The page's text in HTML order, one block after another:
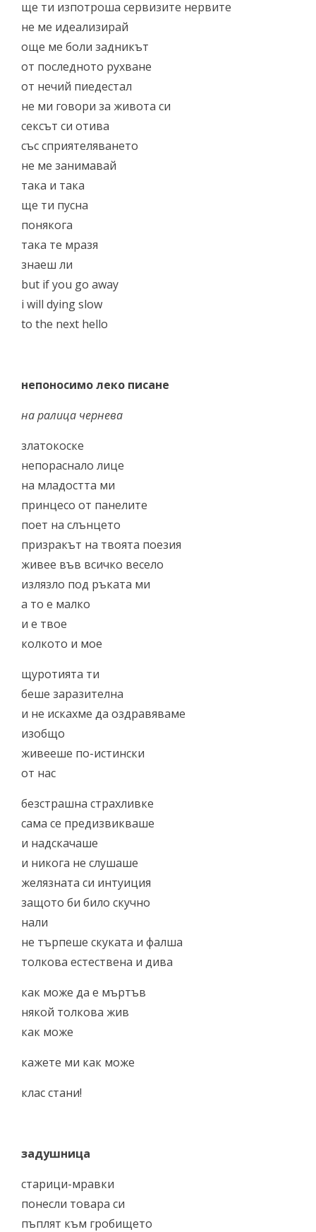
ще ти изпотроша сервизите нервите
не ме идеализирай
още ме боли задникът
от последното рухване
от нечий пиедестал
не ми говори за живота си
сексът си отива
със сприятеляването
не ме занимавай
така и така
ще ти пусна
понякога
така те мразя
знаеш ли
but if you go away
i will dying slow
to the next hello
непоносимо леко писане
на ралица чернева
златокоске
непораснало лице
на младостта ми
принцесо от панелите
поет на слънцето
призракът на твоята поезия
живее във всичко весело
излязло под ръката ми
а то е малко
и е твое
колкото и мое
щуротията ти
беше заразителна
и не искахме да оздравяваме
изобщо
живееше по-истински
от нас
безстрашна страхливке
сама се предизвикваше
и надскачаше
и никога не слушаше
желязната си интуиция
защото би било скучно
нали
не търпеше скуката и фалша
толкова естествена и дива
как може да е мъртъв
някой толкова жив
как може
кажете ми как може
клас стани!
задушница
старици-мравки
понесли товара си
пъплят към гробището